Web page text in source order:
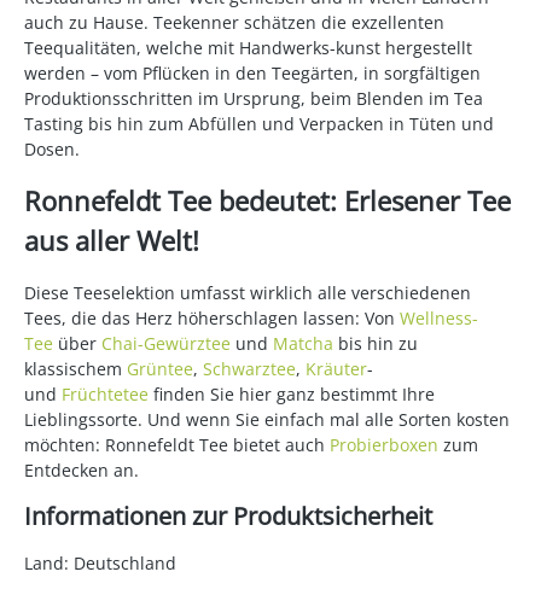
auch zu Hause. Teekenner schätzen die exzellenten
Teequalitäten, welche mit Handwerks-kunst hergestellt
werden – vom Pflücken in den Teegärten, in sorgfältigen
Produktionsschritten im Ursprung, beim Blenden im Tea
Tasting bis hin zum Abfüllen und Verpacken in Tüten und
Dosen.
Ronnefeldt Tee bedeutet: Erlesener Tee
aus aller Welt!
Diese Teeselektion umfasst wirklich alle verschiedenen
Tees, die das Herz höherschlagen lassen: Von Wellness-
Tee über Chai-Gewürztee und Matcha bis hin zu
klassischem Grüntee, Schwarztee, Kräuter-
und Früchtetee finden Sie hier ganz bestimmt Ihre
Lieblingssorte. Und wenn Sie einfach mal alle Sorten kosten
möchten: Ronnefeldt Tee bietet auch Probierboxen zum
Entdecken an.
Informationen zur Produktsicherheit
Land: Deutschland